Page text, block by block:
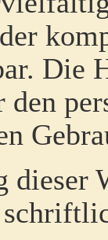
Die
dieser